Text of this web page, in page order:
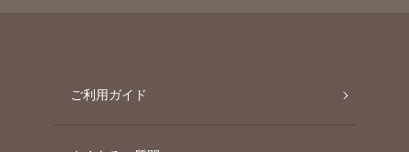
ご利用ガイド